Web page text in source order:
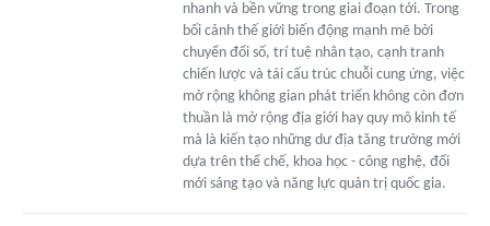
nhanh và bền vững trong giai đoạn tới. Trong
bối cảnh thế giới biến động mạnh mẽ bởi
chuyển đổi số, trí tuệ nhân tạo, cạnh tranh
chiến lược và tái cấu trúc chuỗi cung ứng, việc
mở rộng không gian phát triển không còn đơn
thuần là mở rộng địa giới hay quy mô kinh tế
mà là kiến tạo những dư địa tăng trưởng mới
dựa trên thể chế, khoa học - công nghệ, đổi
mới sáng tạo và năng lực quản trị quốc gia.